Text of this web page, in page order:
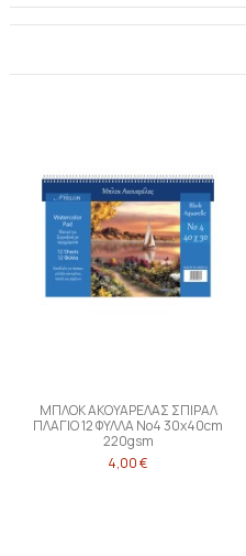
ΜΠΛΟΚ ΑΚΟΥΑΡΕΛΑΣ ΣΠΙΡΑΛ
ΠΛΑΓΙΟ 12 ΦΥΛΛΑ Νo4 30x40cm
220gsm
4,00 €